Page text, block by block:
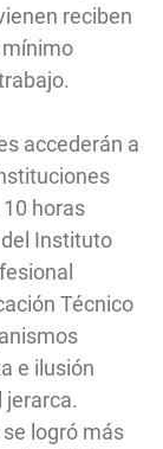
reciben
accederán a
horas
Instituto
Técnico
e ilusión
jerarca.
logró más